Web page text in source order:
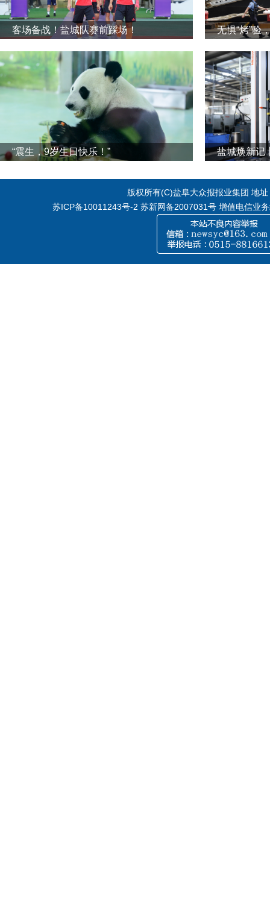
客场备战！盐城队赛前踩场！ 无惧“烤”验
“震生，9岁生日快乐！”
版权所有(C)盐阜大众报报业集团 地
苏ICP备10011243号-2 苏新网备2007031号 增值电信业